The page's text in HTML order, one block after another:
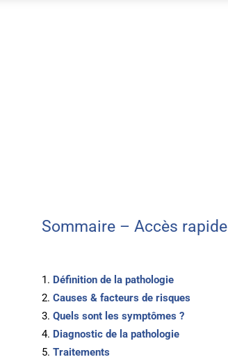
Sommaire – Accès rapide
Définition de la pathologie
Causes & facteurs de risques
Quels sont les symptômes ?
Diagnostic de la pathologie
Traitements